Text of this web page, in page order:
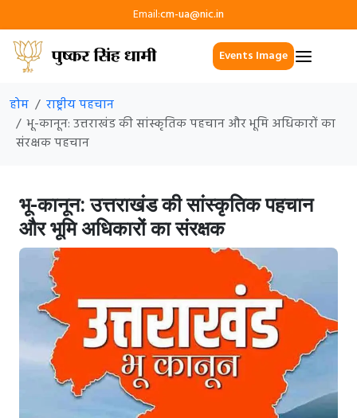
Email:cm-ua@nic.in
Events Image
होम
राष्ट्रीय पहचान
भू-कानून: उत्तराखंड की सांस्कृतिक पहचान और भूमि अधिकारों का
संरक्षक पहचान
भू-कानून: उत्तराखंड की सांस्कृतिक पहचान
और भूमि अधिकारों का संरक्षक